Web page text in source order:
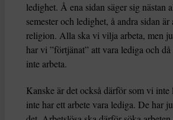
ledighet. Å ena sidan säger sig nästan
semester och ledighet, å andra sidan är
religion. Alla ska vi vilja arbeta, men
har vi ”förtjänat” att vara lediga och
inte arbeta.
Kanske är det också därför som vi inte
inte har ett arbete vara lediga. De har